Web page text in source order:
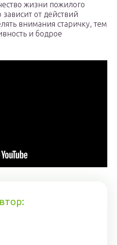
жизни пожилого
от действий
внимания старичку, тем
и бодрое